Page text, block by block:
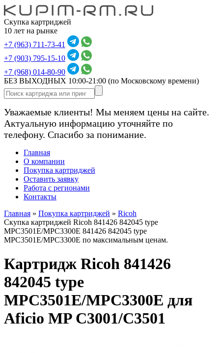
Скупка картриджей
10 лет на рынке
+7 (963) 711-73-41
+7 (903) 795-15-10
+7 (968) 014-80-90
БЕЗ ВЫХОДНЫХ 10:00-21:00 (по Московскому времени)
Уважаемые клиенты! Мы меняем цены на сайте.
Актуальную информацию уточняйте по
телефону. Спасибо за понимание.
Главная
О компании
Покупка картриджей
Оставить заявку
Работа с регионами
Контакты
Главная » Покупка картриджей » Ricoh
Скупка картриджей Ricoh 841426 842045 type
MPC3501E/MPC3300E 841426 842045 type
MPC3501E/MPC3300E по максимальным ценам.
Картридж Ricoh 841426
842045 type
MPC3501E/MPC3300E для
Aficio MP C3001/C3501